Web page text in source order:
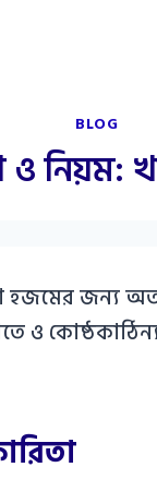
BLOG
নিয়ম:
জন্য
ও